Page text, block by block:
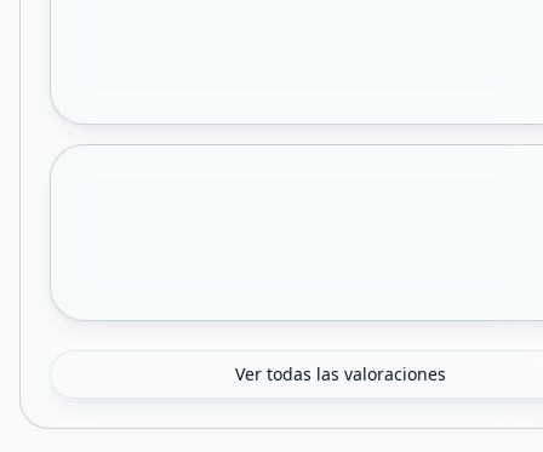
Ver todas las valoraciones